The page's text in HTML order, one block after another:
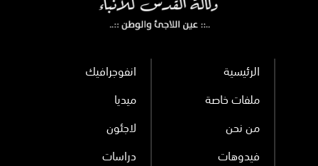
الرئيسية انفوجرافيك
ملفات خاصة ميديا
من نحن لاجئون
فيدوهات دراسات